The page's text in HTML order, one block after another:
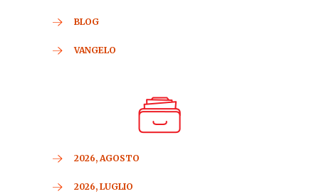
BLOG
VANGELO
2026, AGOSTO
2026, LUGLIO